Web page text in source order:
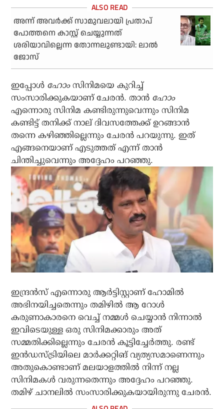
അന്ന് അവര്‍ക്ക് സാമുവലായി പ്രതാപ്
പോത്തനെ കാസ്റ്റ് ചെയ്യുന്നത്
ശരിയാവില്ലെന്ന തോന്നലുണ്ടായി: ലാല്‍
ജോസ്
ഇപ്പോള്‍ ഹോംസിനിമയെ കുറിച്ച്
സംസാരിക്കുകയാണ് ചേരന്‍. താന്‍ ഹോം
എന്നൊരു സിനിമ കണ്ടിരുന്നുവെന്നും സിനിമ
കണ്ടിട്ട് തനിക്ക് നാല് ദിവസത്തേക്ക് ഉറങ്ങാന്‍
തന്നെ കഴിഞ്ഞില്ലെന്നും ചേരന്‍ പറയുന്നു. ഇത്
എങ്ങനെയാണ് എടുത്തത് എന്ന് താന്‍
ചിന്തിച്ചുവെന്നും അദ്ദേഹം പറഞ്ഞു.
ഇന്ദ്രന്‍സ് എന്നൊരു ആര്‍ട്ടിസ്റ്റാണ് ഹോമില്‍
അഭിനയിച്ചതെന്നും തമിഴില്‍ ആ റോള്‍
കരുണാകാരനെ വെച്ച് നമ്മള്‍ ചെയ്യാന്‍ നിന്നാല്‍
ഇവിടെയുള്ള ഒരു സിനിമക്കാരും അത്
സമ്മതിക്കില്ലെന്നും ചേരന്‍ കൂട്ടിച്ചേര്‍ത്തു. രണ്ട്
ഇന്‍ഡസ്ട്രിയിലെ മാര്‍ക്കറ്റിങ് വ്യത്യസമാണെന്നും
അതുകൊണ്ടാണ് മലയാളത്തില്‍ നിന്ന് നല്ല
സിനിമകള്‍ വരുന്നതെന്നും അദ്ദേഹം പറഞ്ഞു.
തമിഴ് ചാനലില്‍ സംസാരിക്കുകയായിരുന്നു ചേരന്‍.